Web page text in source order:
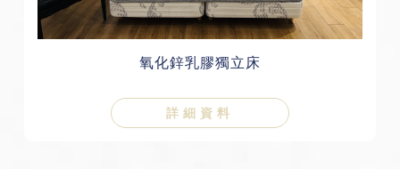
氧化鋅乳膠獨立床
詳細資料